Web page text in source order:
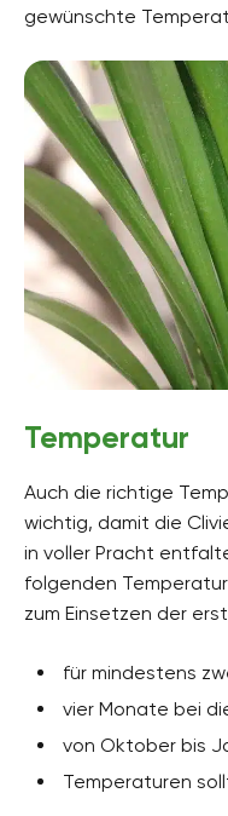
gewünschte
Temperatur
Auch die richtige
wichtig, damit die
in voller Pracht
folgenden
zum Einsetzen der
für mindestens
vier Monate bei
von Oktober bis
Temperaturen